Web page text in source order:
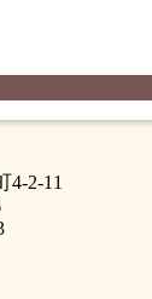
4-2-11